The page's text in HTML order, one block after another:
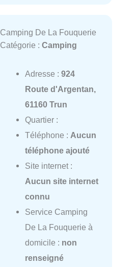
Camping De La Fouquerie
Catégorie : Camping
Adresse : 924
Route d'Argentan,
61160 Trun
Quartier :
Téléphone : Aucun
téléphone ajouté
Site internet :
Aucun site internet
connu
Service Camping
De La Fouquerie à
domicile : non
renseigné